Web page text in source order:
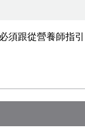
須跟從營養師指